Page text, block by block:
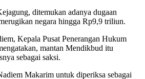
ditemukan adanya dugaan
negara hingga Rp9,9 triliun.
Kepala Pusat Penerangan Hukum
mantan Mendikbud itu
sebagai saksi.
Makarim untuk diperiksa sebagai